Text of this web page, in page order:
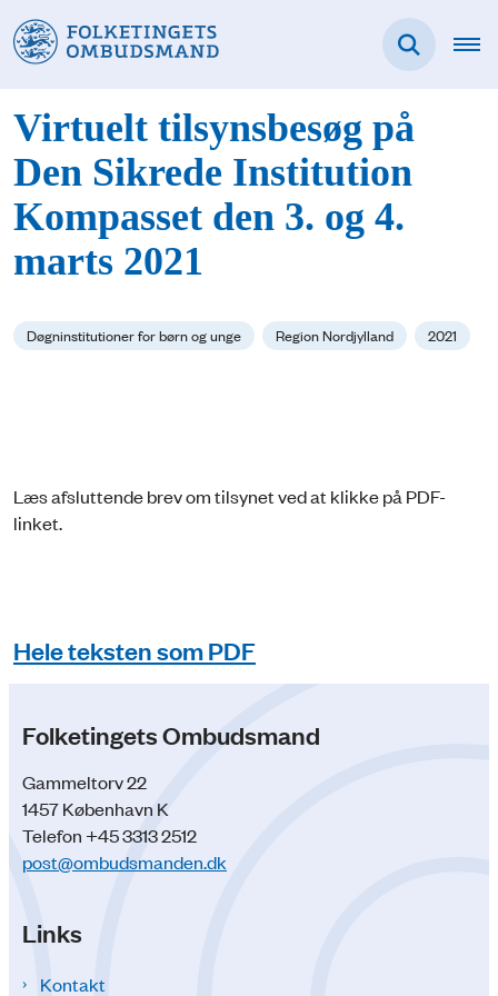
Virtuelt tilsynsbesøg på
Den Sikrede Institution
Kompasset den 3. og 4.
marts 2021
Døgninstitutioner for børn og unge Region Nordjylland 2021
Læs afsluttende brev om tilsynet ved at klikke på PDF-
linket.
Hele teksten som PDF
Folketingets Ombudsmand
Gammeltorv 22
1457 København K
Telefon +45 3313 2512
post@ombudsmanden.dk
Links
Kontakt